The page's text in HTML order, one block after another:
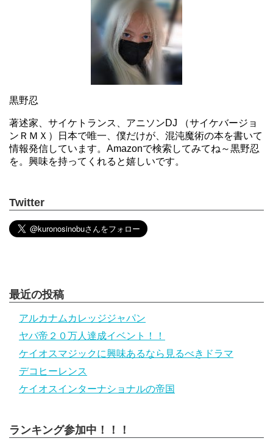
黒野忍
著述家、サイケトランス、アニソンDJ （サイケバージョ
ンＲＭＸ）日本で唯一、僕だけが、混沌魔術の本を書いて
情報発信しています。Amazonで検索してみてね～黒野忍
を。興味を持ってくれると嬉しいです。
Twitter
最近の投稿
アルカナムカレッジジャパン
ヤバ帝２０万人達成イベント！！
ケイオスマジックに興味あるなら見るべきドラマ
デコヒーレンス
ケイオスインターナショナルの帝国
ランキング参加中！！！